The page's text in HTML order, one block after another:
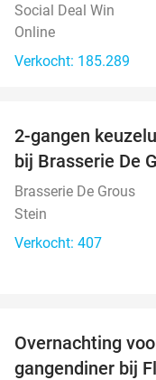
Social Deal Win
Online
Verkocht: 185.289
2-gangen
bij Brasserie De
Brasserie De Grous
Stein
Verkocht: 407
Overnachting
gangendiner bij